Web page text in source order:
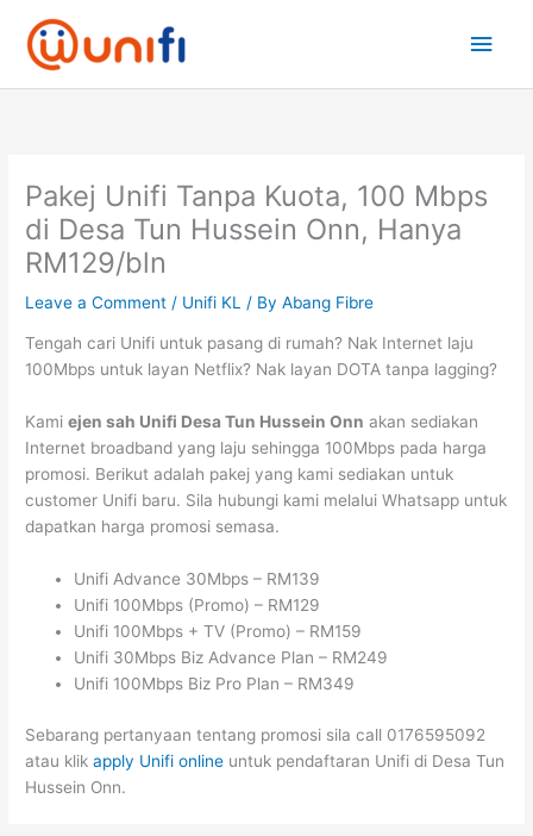
content
Pakej Unifi Tanpa Kuota, 100 Mbps
di Desa Tun Hussein Onn, Hanya
RM129/bln
Leave a Comment / Unifi KL / ByAbang Fibre
Tengah cari Unifi untuk pasang di rumah? Nak Internet laju
100Mbps untuk layan Netflix? Nak layan DOTA tanpa lagging?
Kamiejen sah Unifi Desa Tun Hussein Onn akan sediakan
Internet broadband yang laju sehingga 100Mbps pada harga
promosi. Berikut adalah pakej yang kami sediakan untuk
customer Unifi baru. Sila hubungi kami melalui Whatsapp untuk
dapatkan harga promosi semasa.
Unifi Advance 30Mbps – RM139
Unifi 100Mbps (Promo) – RM129
Unifi 100Mbps + TV (Promo) – RM159
Unifi 30Mbps Biz Advance Plan – RM249
Unifi 100Mbps Biz Pro Plan – RM349
Sebarang pertanyaan tentang promosi sila call 0176595092
atau klikapply Unifi online untuk pendaftaran Unifi di Desa Tun
Hussein Onn.